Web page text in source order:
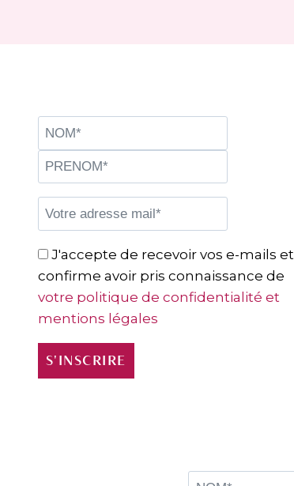
J'accepte de recevoir vos e-mails et
confirme avoir pris connaissance de
votre politique de confidentialité et
mentions légales